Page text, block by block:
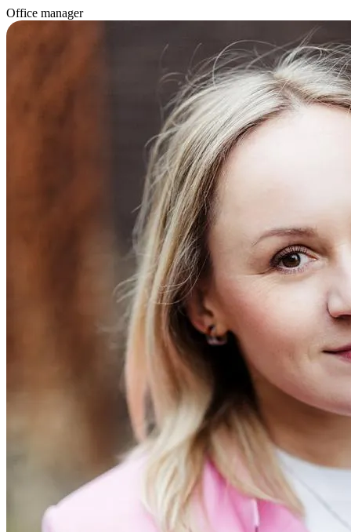
Office manager